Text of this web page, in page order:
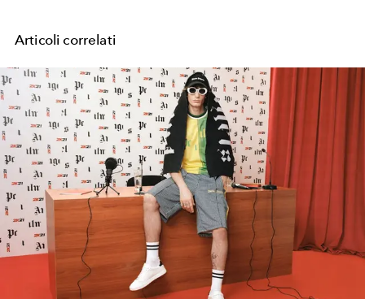
Articoli correlati